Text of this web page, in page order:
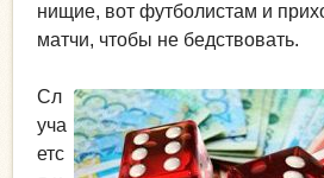
нищие, вот футболистам и
матчи, чтобы не бедствовать.
Сл
уча
етс